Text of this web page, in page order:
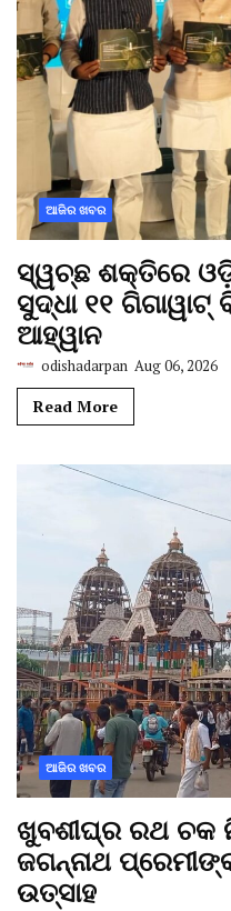
ଆଜିର ଖବର
ସ୍ୱଚ୍ଛ ଶକ୍ତିରେ
ସୁଦ୍ଧା ୧୧
ଆହ୍ୱାନ
odishadarpan Aug 06, 2026
Read More
ଆଜିର ଖବର
ଖୁବଶୀଘ୍ର ରଥ ଚକ
ଜଗନ୍ନାଥ
ଉତ୍ସାହ